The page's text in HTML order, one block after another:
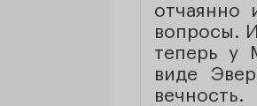
отчаянно
вопросы.
теперь у
виде
вечность.